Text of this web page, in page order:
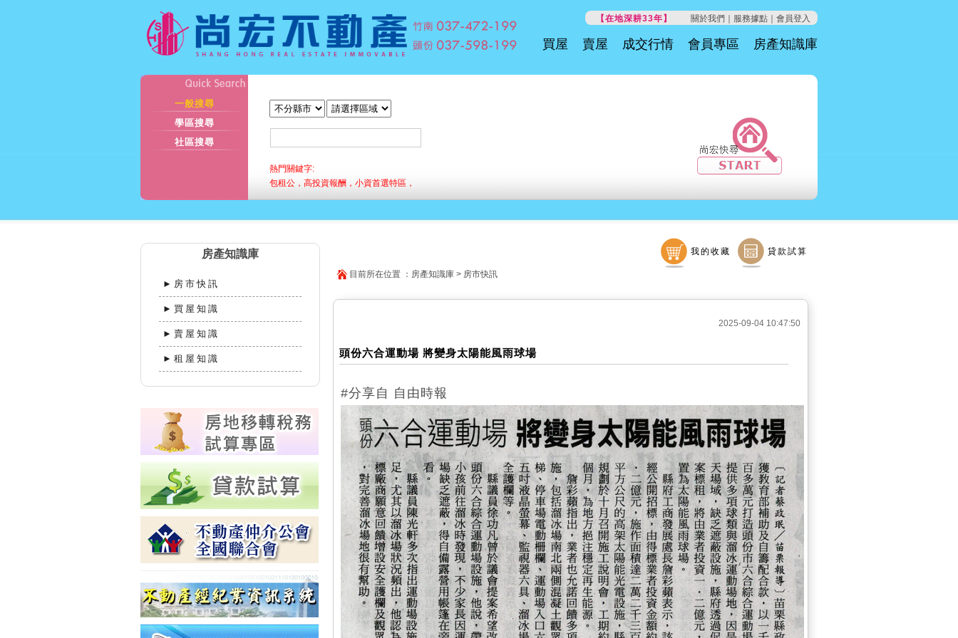
【在地深耕33年】 關於我們｜ 服務據點｜ 會員登入
買屋 賣屋 成交行情 會員專區 房產知識庫
一般搜尋
學區搜尋
社區搜尋
熱門關鍵字:
包租公，高投資報酬，小資首選特區，
房產知識庫
►房市快訊
►買屋知識
►賣屋知識
►租屋知識
我的收藏 貸款試算
目前所在位置 ：房產知識庫 > 房市快訊
2025-09-04 10:47:50
頭份六合運動場 將變身太陽能風雨球場
#分享自 自由時報